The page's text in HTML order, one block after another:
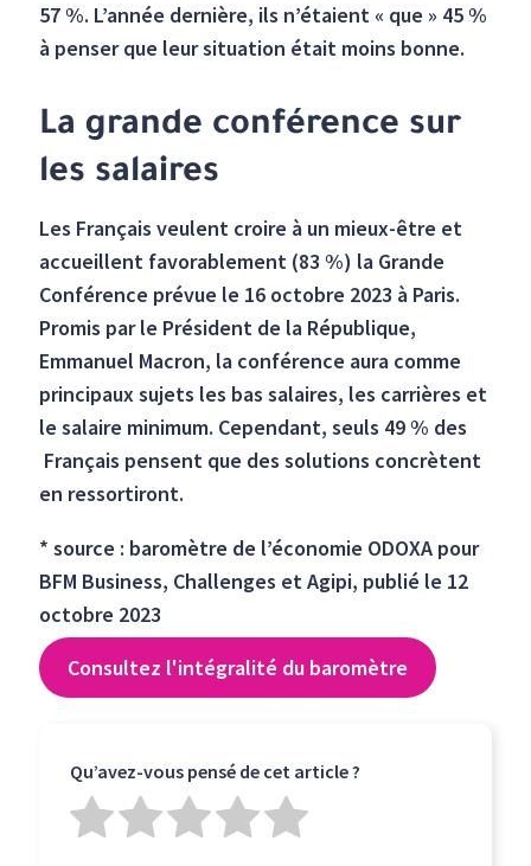
57 %. L’année dernière, ils n’étaient « que » 45 %
à penser que leur situation était moins bonne.
La grande conférence sur
les salaires
Les Français veulent croire à un mieux-être et
accueillent favorablement (83 %) la Grande
Conférence prévue le 16 octobre 2023 à Paris.
Promis par le Président de la République,
Emmanuel Macron, la conférence aura comme
principaux sujets les bas salaires, les carrières et
le salaire minimum. Cependant, seuls 49 % des
Français pensent que des solutions concrètent
en ressortiront.
* source : baromètre de l’économie ODOXA pour
BFM Business, Challenges et Agipi, publié le 12
octobre 2023
Consultez l'intégralité du baromètre
Qu’avez-vous pensé de cet article ?